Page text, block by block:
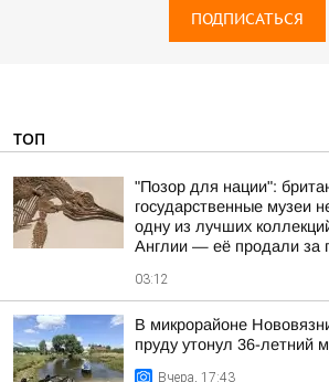
ПОДПИСАТЬСЯ
ТОП
"Позор для нации":
государственные музеи
одну из лучших
Англии — её продали за
03:12
В микрорайоне
пруду утонул 36-летний
Вчера, 17:43